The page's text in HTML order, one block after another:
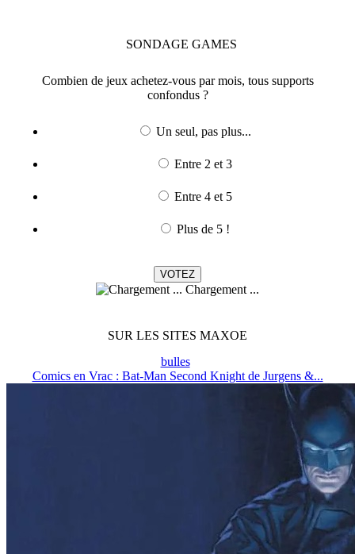
SONDAGE GAMES
Combien de jeux achetez-vous par mois, tous supports
confondus ?
Un seul, pas plus...
Entre 2 et 3
Entre 4 et 5
Plus de 5 !
Chargement ...
SUR LES SITES MAXOE
bulles
Comics en Vrac : Bat-Man Second Knight de Jurgens &...